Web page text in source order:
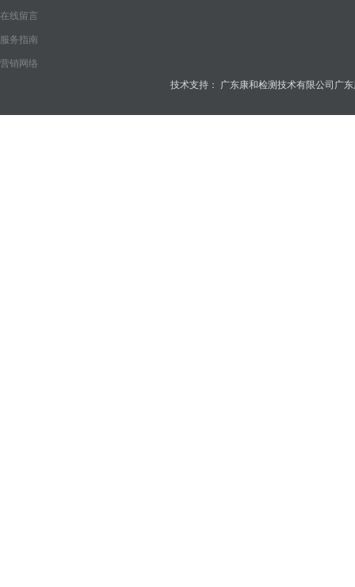
在线留言
服务指南
营销网络
技术支持： 广东康和检测技术有限公司 广